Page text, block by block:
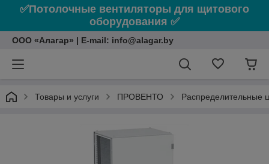
✅Потолочные вентиляторы для щитового
оборудования ✅
ООО «Алагар» | E-mail: info@alagar.by
Товары и услуги ПРОВЕНТО